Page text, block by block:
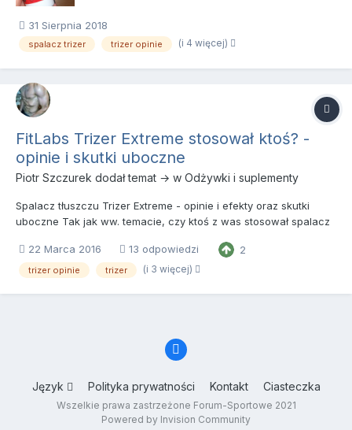
31 Sierpnia 2018
spalacz trizer trizer opinie (i 4 więcej)
FitLabs Trizer Extreme stosował ktoś? -
opinie i skutki uboczne
Piotr Szczurek dodał temat → w Odżywki i suplementy
Spalacz tłuszczu Trizer Extreme - opinie i efekty oraz skutki
uboczne Tak jak ww. temacie, czy ktoś z was stosował spalacz
się na jego temat na podstawie składu? Na pierwszy rzut oka to
kolejny badziew typu młody jęczmień, a firma go...
22 Marca 2016 13 odpowiedzi 2
trizer opinie trizer (i 3 więcej)
Język Polityka prywatności Kontakt Ciasteczka
Wszelkie prawa zastrzeżone Forum-Sportowe 2021
Powered by Invision Community